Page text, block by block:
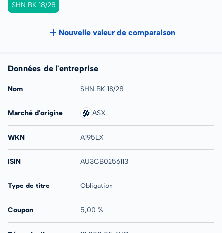
SHN BK 18/28
Nouvelle valeur de comparaison
Données de l'entreprise
Nom SHN BK 18/28
Marché d'origine ASX
WKN A195LX
ISIN AU3CB0256113
Type de titre Obligation
Coupon 5,00 %